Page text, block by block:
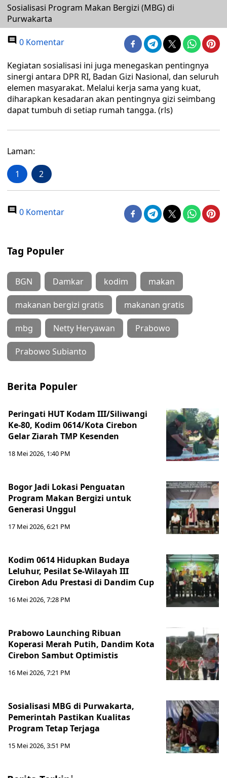
Sosialisasi Program Makan Bergizi (MBG) di
Purwakarta
0 Komentar
Kegiatan sosialisasi ini juga menegaskan pentingnya
sinergi antara DPR RI, Badan Gizi Nasional, dan seluruh
elemen masyarakat. Melalui kerja sama yang kuat,
diharapkan kesadaran akan pentingnya gizi seimbang
dapat tumbuh di setiap rumah tangga. (rls)
Laman:
1 2
0 Komentar
Tag Populer
BGN Damkar kodim makan
makanan bergizi gratis makanan gratis
mbg Netty Heryawan Prabowo
Prabowo Subianto
Berita Populer
Peringati HUT Kodam III/Siliwangi
Ke-80, Kodim 0614/Kota Cirebon
Gelar Ziarah TMP Kesenden
18 Mei 2026, 1:40 PM
Bogor Jadi Lokasi Penguatan
Program Makan Bergizi untuk
Generasi Unggul
17 Mei 2026, 6:21 PM
Kodim 0614 Hidupkan Budaya
Leluhur, Pesilat Se-Wilayah III
Cirebon Adu Prestasi di Dandim Cup
16 Mei 2026, 7:28 PM
Prabowo Launching Ribuan
Koperasi Merah Putih, Dandim Kota
Cirebon Sambut Optimistis
16 Mei 2026, 7:21 PM
Sosialisasi MBG di Purwakarta,
Pemerintah Pastikan Kualitas
Program Tetap Terjaga
15 Mei 2026, 3:51 PM